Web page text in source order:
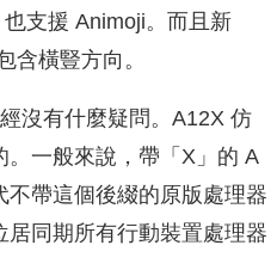
支援 Animoji。而且新
含橫豎方向。
沒有什麼疑問。A12X 仿
一般來說，帶「X」的 A
帶這個後綴的原版處理器
同期所有行動裝置處理器